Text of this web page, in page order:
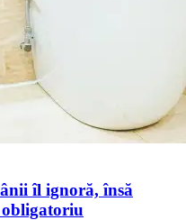
îl ignoră, însă